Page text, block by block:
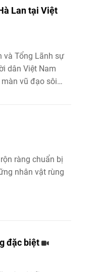
Lan tại Việt
và Tổng Lãnh sự
dân Việt Nam
vũ đạo sôi
ràng chuẩn bị
nhân vật rùng
đặc biệt